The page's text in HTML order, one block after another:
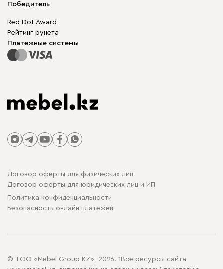
Гарантия
Карта сайта
Корпусная мебель
Модульная мебель
Столы и стулья
Победитель
Red Dot Award
Рейтинг рунета
Платежные системы
Договор оферты для физических лиц
Договор оферты для юридических лиц и ИП
Политика конфиденциальности
Безопасность онлайн платежей
© ТОО «Mebel Group KZ», 2026. 1Все ресурсы сайта